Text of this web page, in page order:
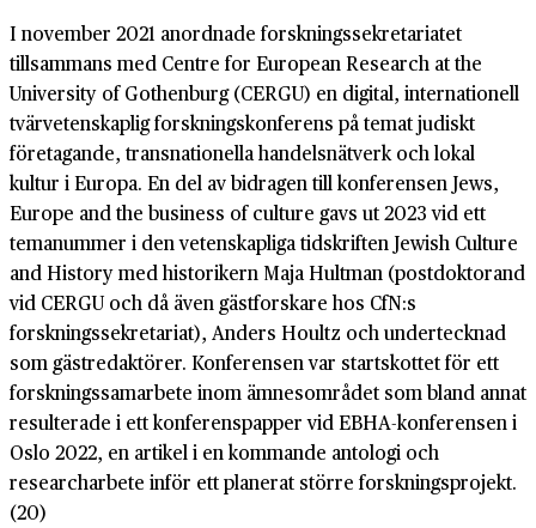
I november 2021 anordnade forskningssekretariatet
tillsammans med Centre for European Research at the
University of Gothenburg (CERGU) en digital, internationell
tvärvetenskaplig forskningskonferens på temat judiskt
företagande, transnationella handelsnätverk och lokal
kultur i Europa. En del av bidragen till konferensen Jews,
Europe and the business of culture gavs ut 2023 vid ett
temanummer i den vetenskapliga tidskriften Jewish Culture
and History med historikern Maja Hultman (postdoktorand
vid CERGU och då även gästforskare hos CfN:s
forskningssekretariat), Anders Houltz och undertecknad
som gästredaktörer. Konferensen var startskottet för ett
forskningssamarbete inom ämnesområdet som bland annat
resulterade i ett konferenspapper vid EBHA-konferensen i
Oslo 2022, en artikel i en kommande antologi och
researcharbete inför ett planerat större forskningsprojekt.
(20)